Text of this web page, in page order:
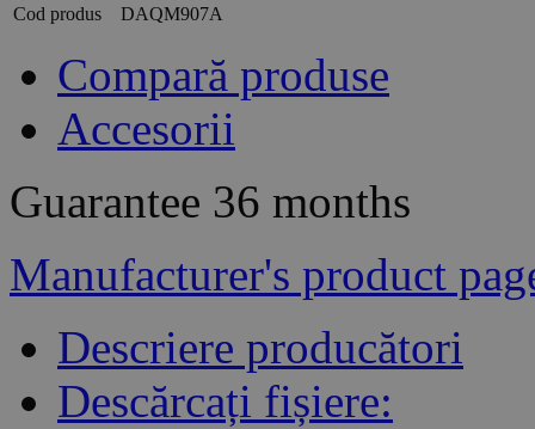
Cod produs
DAQM907A
Compară produse
Accesorii
Guarantee 36 months
Manufacturer's product
Descriere producători
Descărcați fișiere: